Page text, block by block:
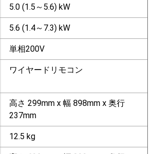
5.0 (1.5～5.6) kW
5.6 (1.4～7.3) kW
単相200V
ワイヤードリモコン
高さ 299mm x 幅 898mm x 奥行
237mm
12.5 kg